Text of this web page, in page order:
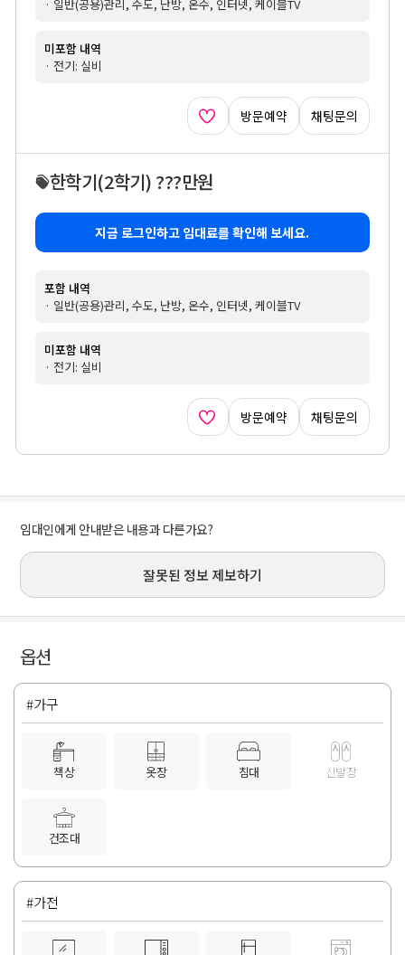
· 일반(공용)관리, 수도, 난방, 온수, 인터넷, 케이블TV
미포함 내역
· 전기: 실비
방문예약 채팅문의
한학기(2학기) ???만원
지금 로그인하고 임대료를 확인해 보세요.
포함 내역
· 일반(공용)관리, 수도, 난방, 온수, 인터넷, 케이블TV
미포함 내역
· 전기: 실비
방문예약 채팅문의
임대인에게 안내받은 내용과 다른가요?
잘못된 정보 제보하기
옵션
#가구
책상 옷장 침대 신발장
건조대
#가전